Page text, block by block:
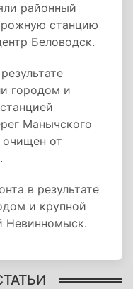
районный
станцию
Беловодск.
городом и
Манычского
очищен от
в результате
и крупной
Невинномыск.